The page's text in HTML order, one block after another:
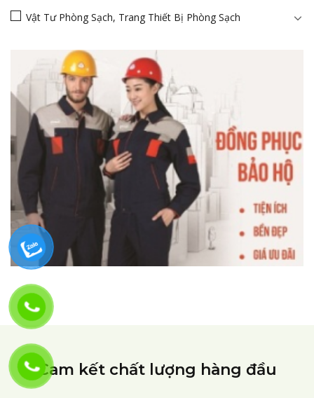
Vật Tư Phòng Sạch, Trang Thiết Bị Phòng Sạch
Cam kết chất lượng hàng đầu